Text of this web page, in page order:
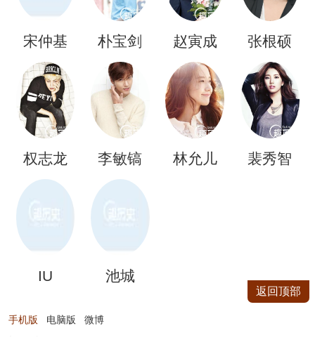
宋仲基 朴宝剑 赵寅成 张根硕
权志龙 李敏镐 林允儿 裴秀智
IU 池城
手机版 电脑版 微博
返回顶部